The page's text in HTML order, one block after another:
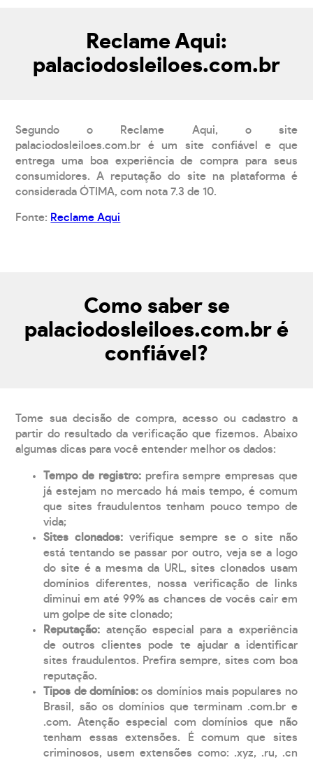
Reclame Aqui:
palaciodosleiloes.com.br
Segundo o Reclame Aqui, o site
palaciodosleiloes.com.br é um site confiável e que
entrega uma boa experiência de compra para seus
consumidores. A reputação do site na plataforma é
considerada ÓTIMA, com nota 7.3 de 10.
Fonte: Reclame Aqui
Como saber se
palaciodosleiloes.com.br é
confiável?
Tome sua decisão de compra, acesso ou cadastro a
partir do resultado da verificação que fizemos. Abaixo
algumas dicas para você entender melhor os dados:
Tempo de registro: prefira sempre empresas que
já estejam no mercado há mais tempo, é comum
que sites fraudulentos tenham pouco tempo de
vida;
Sites clonados: verifique sempre se o site não
está tentando se passar por outro, veja se a logo
do site é a mesma da URL, sites clonados usam
domínios diferentes, nossa verificação de links
diminui em até 99% as chances de vocês cair em
um golpe de site clonado;
Reputação: atenção especial para a experiência
de outros clientes pode te ajudar a identificar
sites fraudulentos. Prefira sempre, sites com boa
reputação.
Tipos de domínios:os domínios mais populares no
Brasil, são os domínios que terminam .com.br e
.com. Atenção especial com domínios que não
tenham essas extensões. É comum que sites
criminosos, usem extensões como: .xyz, .ru, .cn